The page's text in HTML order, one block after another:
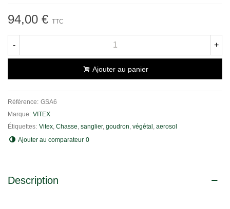
94,00 € TTC
- +
Ajouter au panier
Référence: GSA6
Marque: VITEX
Étiquettes: Vitex, Chasse, sanglier, goudron, végétal , aerosol
Ajouter au comparateur 0
Description